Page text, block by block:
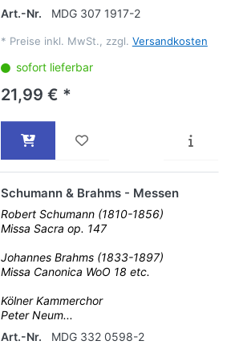
Art.-Nr.
MDG 307 1917-2
* Preise inkl. MwSt., zzgl. Versandkosten
sofort lieferbar
21,99 € *
Schumann & Brahms - Messen
Robert Schumann (1810-1856)
Missa Sacra op. 147
Johannes Brahms (1833-1897)
Missa Canonica WoO 18 etc.
Kölner Kammerchor
Peter Neum...
Art.-Nr.
MDG 332 0598-2